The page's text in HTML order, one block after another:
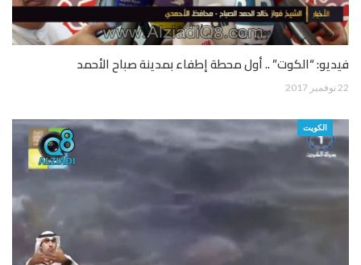
فيديو: “الكوت” .. أول محطة إطفاء بمدينة صباح الأحمد
22 نوفمبر 2017
الكويت